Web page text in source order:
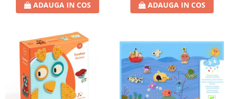
ADAUGA IN COS ADAUGA IN COS